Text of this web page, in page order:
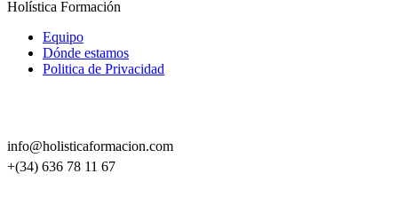
Holística Formación
Equipo
Dónde estamos
Politica de Privacidad
info@holisticaformacion.com
+(34) 636 78 11 67